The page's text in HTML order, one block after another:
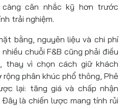
càng cân nhắc kỹ hơn trước
trải nghiệm.
bằng, nguyên liệu và chi phí
chuỗi F&B cũng phải điều
thay vì chọn cách giữ khách
phân khúc phổ thông, Phê
lại: tăng giá và chấp nhận
là chiến lược mang tính rủi